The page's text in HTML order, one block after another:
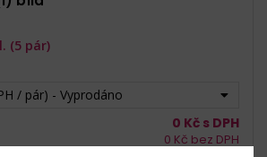
/ pár) - Vyprodáno
(5 pár)
0 Kč s DPH
0 Kč bez DPH